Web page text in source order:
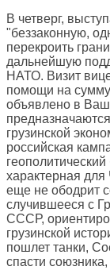
В четверг,
"беззаконную,
перекроить
дальнейшую
НАТО. Визит
помощи на
объявлено в
грузинской
российская
характерная
еще не ободрит
случившееся с
СССР,
грузинской
пошлет танки,
спасти